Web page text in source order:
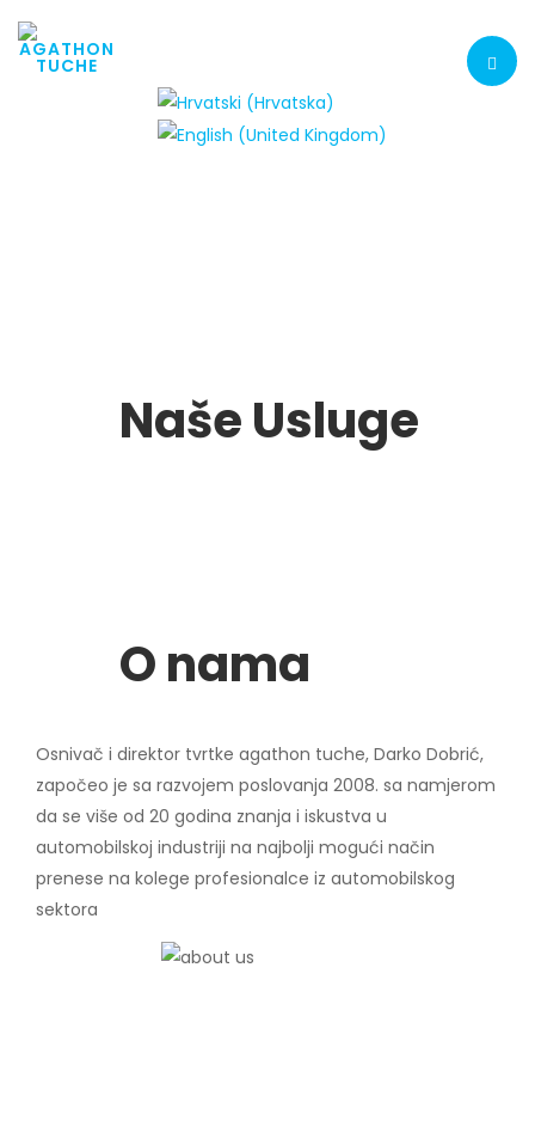
Naše Usluge
O nama
Osnivač i direktor tvrtke agathon tuche, Darko Dobrić,
započeo je sa razvojem poslovanja 2008. sa namjerom
da se više od 20 godina znanja i iskustva u
automobilskoj industriji na najbolji mogući način
prenese na kolege profesionalce iz automobilskog
sektora